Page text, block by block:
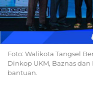
Foto: Walikota Tangsel
Dinkop UKM, Baznas
bantuan.